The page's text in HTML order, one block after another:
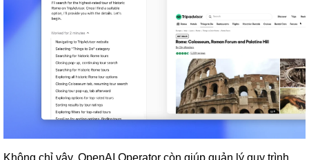
Không chỉ vậy, OpenAI Operator còn giúp quản lý quy trình